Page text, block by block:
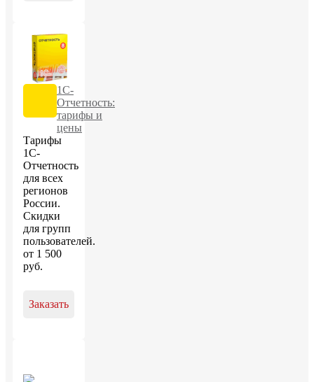
1С-
Отчетность:
тарифы и
цены
Тарифы
1С-
Отчетность
для всех
регионов
России.
Скидки
для групп
пользователей.
от 1 500
руб.
Заказать